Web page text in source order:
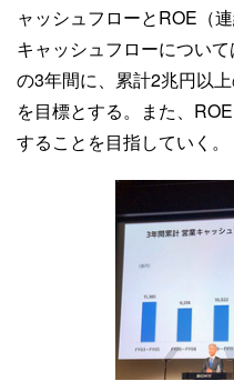
ャッシュフローとROE（
キャッシュフローについ
の3年間に、累計2兆円以
を目標とする。また、
することを目指していく。